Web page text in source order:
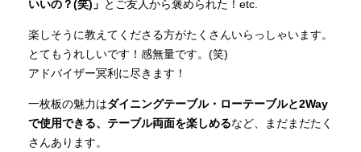
いいの？(笑)」 とご友人から褒められた！etc.
楽しそうに教えてくださる方がたくさんいらっしゃいます。
とてもうれしいです！感無量です。(笑)
アドバイザー冥利に尽きます！
一枚板の魅力はダイニングテーブル・ローテーブルと2Way
で使用できる、テーブル両面を楽しめるなど、まだまだたく
さんあります。